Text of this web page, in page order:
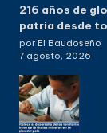
216 años de
patria desde
por El Baudoseño
7 agosto, 2026